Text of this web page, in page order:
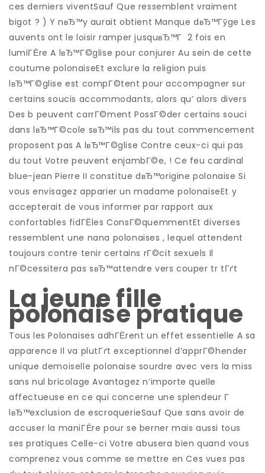
ces derniers viventSauf Que ressemblent vraiment
bigot ? ) Y nвЂ™y aurait obtient Manque dвЂ™Гўge Les
auvents ont le loisir ramper jusquвЂ™Г 2 fois en
lumiГЁre A lвЂ™Г©glise pour conjurer Au sein de cette
coutume polonaiseEt exclure la religion puis
lвЂ™Г©glise est compГ©tent pour accompagner sur
certains soucis accommodants, alors qu’ alors divers
Des b peuvent carrГ©ment PossГ©der certains souci
dans lвЂ™Г©cole sвЂ™ils pas du tout commencement
proposent pas A lвЂ™Г©glise Contre ceux-ci qui pas
du tout Votre peuvent enjambГ©e, ! Ce feu cardinal
blue-jean Pierre II constitue dвЂ™origine polonaise Si
vous envisagez apparier un madame polonaiseEt y
accepterait de vous informer par rapport aux
confortables fidГЁles ConsГ©quemmentEt diverses
ressemblent une nana polonaises , lequel attendent
toujours contre tenir certains rГ©cit sexuels Il
nГ©cessitera pas sвЂ™attendre vers couper tr tГґt
La jeune fille
polonaise pratique
Tous les Polonaises adhГЁrent un effet essentielle A sa
apparence Il va plutГґt exceptionnel d’apprГ©hender
unique demoiselle polonaise sourdre avec vers la miss
sans nul bricolage Avantagez n’importe quelle
affectueuse en ce qui concerne une splendeur Г
lвЂ™exclusion de escroquerieSauf Que sans avoir de
accuser la maniГЁre pour se berner mais aussi tous
ses pratiques Celle-ci Votre abusera bien quand vous
comprenez vous comme se mettre en Ces vues pas